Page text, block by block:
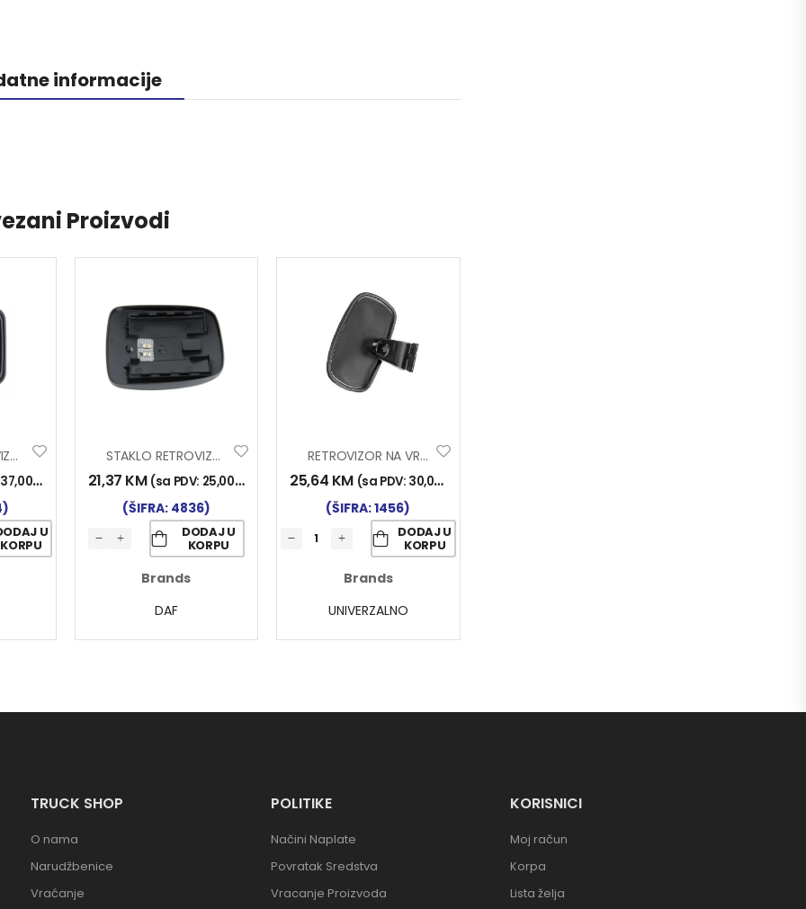
informacije
Proizvodi
STAKLO RETROVIZORA IVECO STRALIS MALO
37,00KM
U
KORPU
STAKLO RETROVIZORA DAF XF105 2006- MALO
21,37 KM (sa PDV: 25,00KM
(ŠIFRA: 4836)
DODAJ U
KORPU
Brands
DAF
RETROVIZOR NA VRATA
25,64 KM (sa PDV: 30,00
(ŠIFRA: 1456)
DODAJ U
KORPU
Brands
UNIVERZALNO
TRUCK SHOP
O nama
Narudžbenice
Vraćanje
POLITIKE
Načini Naplate
Povratak Sredstva
Vracanje Proizvoda
KORISNICI
Moj račun
Korpa
Lista želja